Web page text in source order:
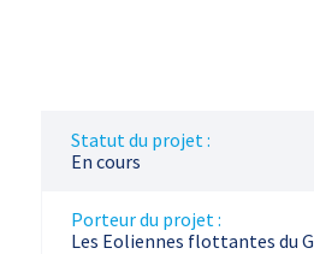
Statut du projet :
En cours
Porteur du projet :
Les Eoliennes flottantes du